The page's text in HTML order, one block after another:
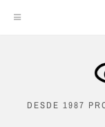
contentDESDE 1987